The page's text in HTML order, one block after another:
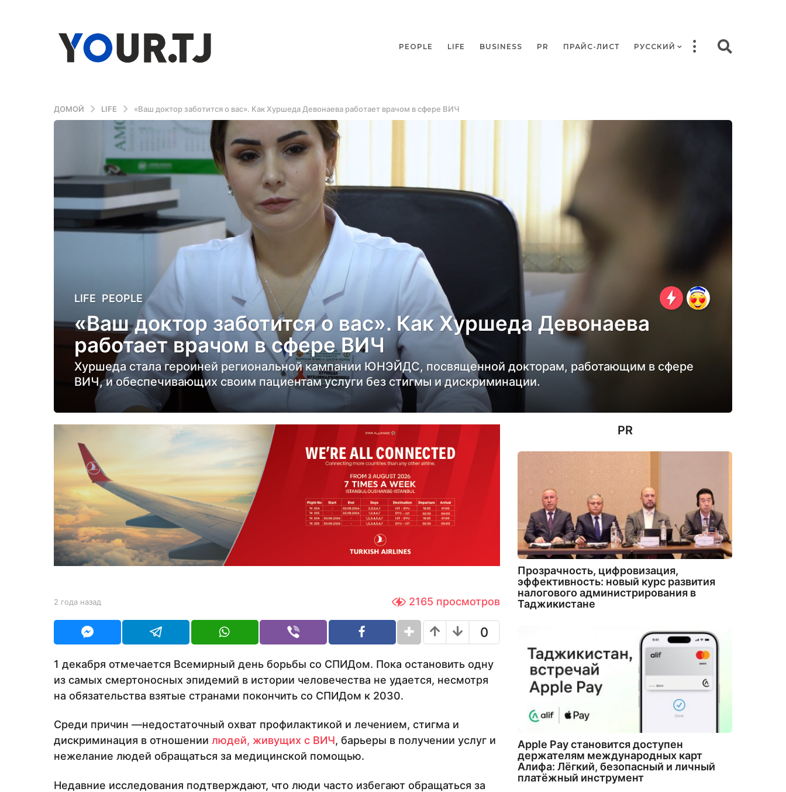
PEOPLE LIFE BUSINESS PR ПРАЙС-ЛИСТ РУССКИЙ
ДОМОЙ LIFE «Ваш доктор заботится о вас». Как Хуршеда Девонаева работает врачом в сфере ВИЧ
2
о
д
а
н
а
2
г
д
а
н
а
з
LIFE ,PEOPLE
«Ваш доктор заботится о вас». Как Хуршеда Девонаева
работает врачом в сфере ВИЧ
Хуршеда стала героиней региональной кампании ЮНЭЙДС, посвященной докторам, работающим в сфере
ВИЧ, и обеспечивающих своим пациентам услуги без стигмы и дискриминации.
b
Y
U
2 года назад
а
а
з
д
2165 просмотров
0
1 декабря отмечается Всемирный день борьбы со СПИДом. Пока остановить одну
из самых смертоносных эпидемий в истории человечества не удается, несмотря
на обязательства взятые странами покончить со СПИДом к 2030.
Среди причин —недостаточный охват профилактикой и лечением, стигма и
дискриминация в отношении людей, живущих с ВИЧ, барьеры в получении услуг и
нежелание людей обращаться за медицинской помощью.
Недавние исследования подтверждают, что люди часто избегают обращаться за
PR
Прозрачность, цифровизация,
эффективность: новый курс развития
налогового администрирования в
Таджикистане
Apple Pay становится доступен
держателям международных карт
Алифа: Лёгкий, безопасный и личный
платёжный инструмент